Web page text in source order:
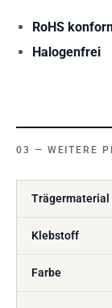
RoHS
Halogenfrei
WEITERE
Trägermaterial
Klebstoff
Farbe